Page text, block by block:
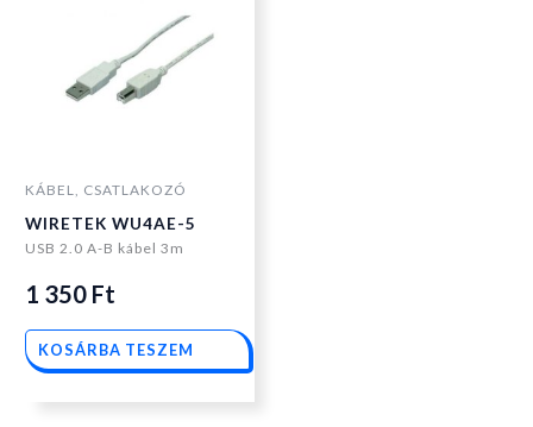
KÁBEL, CSATLAKOZÓ
WIRETEK WU4AE-5
USB 2.0 A-B kábel 3m
1 350 Ft
KOSÁRBA TESZEM